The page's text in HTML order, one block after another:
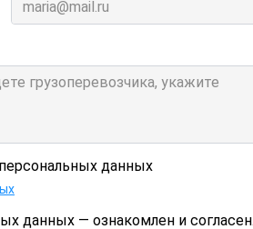
данных
данных — ознакомлен и